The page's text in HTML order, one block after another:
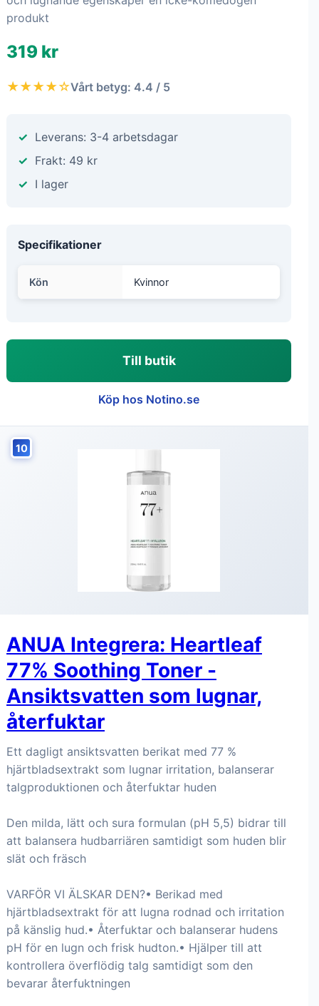
produkt
319 kr
★★★★☆Vårt betyg: 4.4 / 5
Leverans: 3-4 arbetsdagar
Frakt: 49 kr
I lager
Specifikationer
Kön Kvinnor
Till butik
Köp hos Notino.se
10
ANUA Integrera: Heartleaf
77% Soothing Toner -
Ansiktsvatten som lugnar,
återfuktar
Ett dagligt ansiktsvatten berikat med 77 %
hjärtbladsextrakt som lugnar irritation, balanserar
talgproduktionen och återfuktar huden
Den milda, lätt och sura formulan (pH 5,5) bidrar till
att balansera hudbarriären samtidigt som huden blir
slät och fräsch
VARFÖR VI ÄLSKAR DEN?• Berikad med
hjärtbladsextrakt för att lugna rodnad och irritation
på känslig hud.• Återfuktar och balanserar hudens
pH för en lugn och frisk hudton.• Hjälper till att
kontrollera överflödig talg samtidigt som den
bevarar återfuktningen